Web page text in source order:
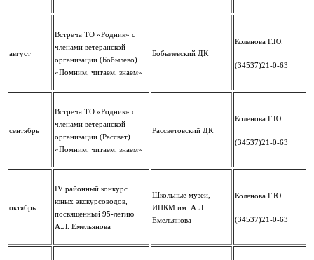
август
Встреча ТО «Родник» с
членами ветеранской
организации (Бобылево)
«Помним, читаем, знаем»
Бобылевский ДК
Коленова Г.Ю.
(34537)21-0-63
сентябрь
Встреча ТО «Родник» с
членами ветеранской
организации (Рассвет)
«Помним, читаем, знаем»
Рассветовский ДК
Коленова Г.Ю.
(34537)21-0-63
октябрь
IV районный конкурс
юных экскурсоводов,
посвященный 95-летию
А.Л. Емельянова
Школьные музеи,
ИНКМ им. А.Л.
Емельянова
Коленова Г.Ю.
(34537)21-0-63